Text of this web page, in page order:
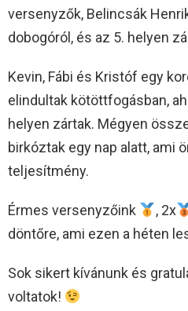
versenyzők, Belincsák
dobogóról, és az 5. helyen
Kevin, Fábi és Kristóf egy
elindultak kötöttfogásban,
helyen zártak. Mégyen
birkóztak egy nap alatt, ami
teljesítmény.
Érmes versenyzőink , 2x
döntőre, ami ezen a héten
Sok sikert kívánunk és
voltatok!